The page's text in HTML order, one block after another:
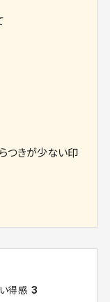
つきが少ない印
得感 3